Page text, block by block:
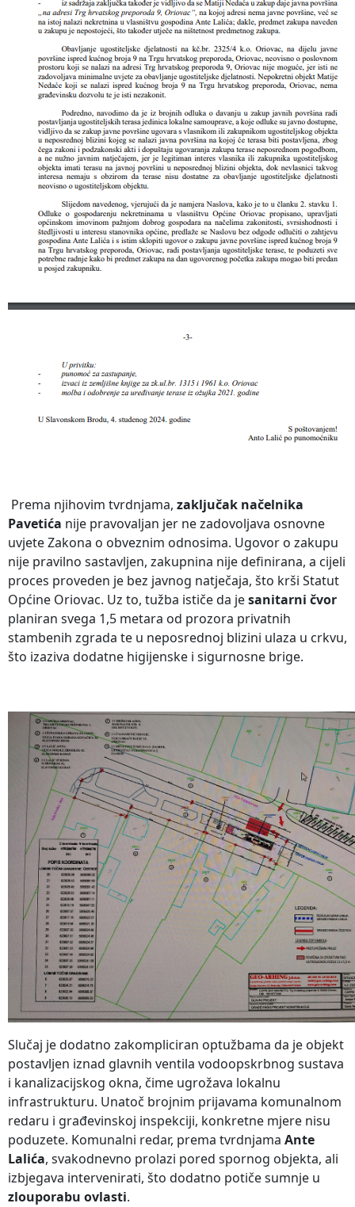
Prema njihovim tvrdnjama, zaključak načelnika
Pavetića nije pravovaljan jer ne zadovoljava osnovne
uvjete Zakona o obveznim odnosima. Ugovor o zakupu
nije pravilno sastavljen, zakupnina nije definirana, a cijeli
proces proveden je bez javnog natječaja, što krši Statut
Općine Oriovac. Uz to, tužba ističe da jesanitarni čvor
planiran svega 1,5 metara od prozora privatnih
stambenih zgrada te u neposrednoj blizini ulaza u crkvu,
što izaziva dodatne higijenske i sigurnosne brige.
Slučaj je dodatno zakompliciran optužbama da je objekt
postavljen iznad glavnih ventila vodoopskrbnog sustava
i kanalizacijskog okna, čime ugrožava lokalnu
infrastrukturu. Unatoč brojnim prijavama komunalnom
redaru i građevinskoj inspekciji, konkretne mjere nisu
poduzete. Komunalni redar, prema tvrdnjama Ante
Lalića, svakodnevno prolazi pored spornog objekta, ali
izbjegava intervenirati, što dodatno potiče sumnje u
zlouporabu ovlasti.